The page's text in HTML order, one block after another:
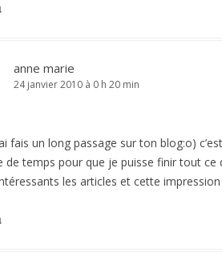
↓
anne marie
24 janvier 2010 à 0 h 20 min
fais un long passage sur ton blog:o)
de temps pour que je puisse finir tout
les articles et cette
↓